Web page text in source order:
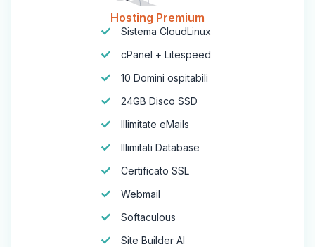
Hosting Premium
Sistema CloudLinux
cPanel + Litespeed
10 Domini ospitabili
24GB Disco SSD
Illimitate eMails
Illimitati Database
Certificato SSL
Webmail
Softaculous
Site Builder AI